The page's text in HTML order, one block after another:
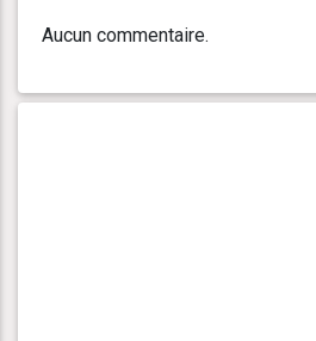
Aucun commentaire.